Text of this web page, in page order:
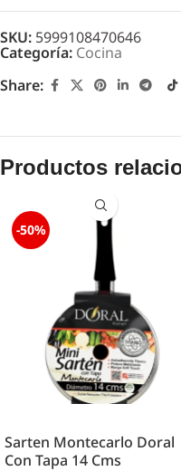
SKU: 5999108470646
Categoría: Cocina
Share:
Productos
-50%
Sarten Montecarlo Doral
Con Tapa 14 Cms